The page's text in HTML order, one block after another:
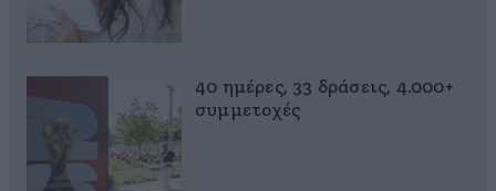
40 ημέρες, 33 δράσεις, 4.000+
συμμετοχές